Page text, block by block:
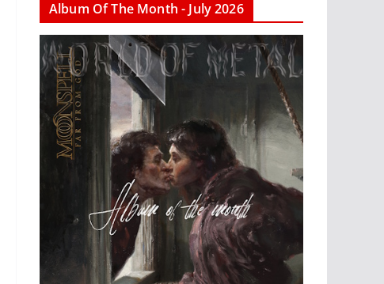
Album Of The Month - July 2026